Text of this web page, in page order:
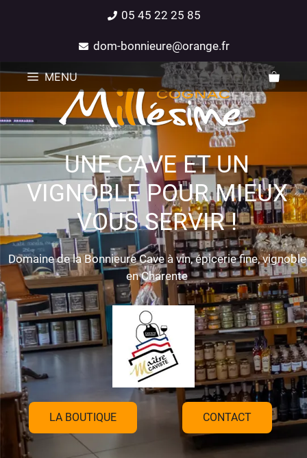
05 45 22 25 85
dom-bonnieure@orange.fr
MENU
UNE CAVE ET UN
VIGNOBLE POUR MIEUX
VOUS SERVIR !
Domaine de la Bonnieure Cave à vin, épicerie fine, vignoble
en Charente
LA BOUTIQUE CONTACT